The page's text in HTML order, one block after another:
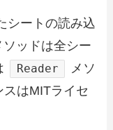
シートの読み込
ソッドは全シー
Reader
メソ
はMITライセ